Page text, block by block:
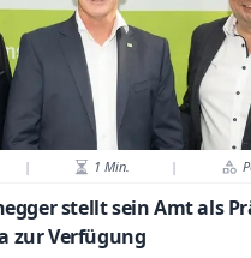
| 1 Min. |
stellt sein Amt als
zur Verfügung